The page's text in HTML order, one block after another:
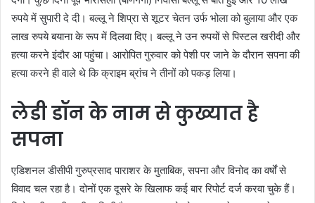
रुपये में सुपारी दे दी। बल्लू ने शिप्रा से शूटर चेतन उर्फ भोला को बुलाया और एक
लाख रुपये बयाना के रूप में दिलवा दिए। बल्लू ने उन रुपयों से पिस्टल खरीदी और
हत्या करने इंदौर आ पहुंचा। आरोपित गुरुवार को पेशी पर जाने के दौरान सपना की
हत्या करने ही वाले थे कि क्राइम ब्रांच ने तीनों को पकड़ लिया।
लेडी डॉन के नाम से कुख्यात है
सपना
एडिशनल डीसीपी गुरुप्रसाद पाराशर के मुताबिक, सपना और विनोद का वर्षों से
विवाद चल रहा है। दोनों एक दूसरे के खिलाफ कई बार रिपोर्ट दर्ज करवा चुके हैं।